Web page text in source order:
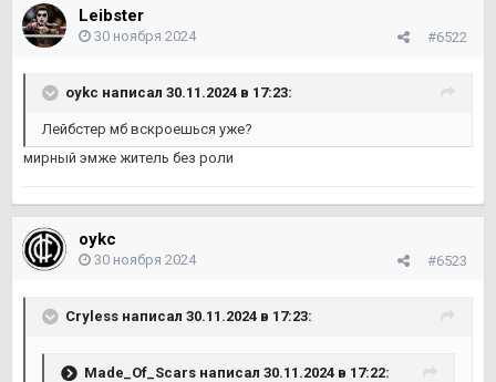
Leibster
#6522
30 ноября 2024
oykc написал 30.11.2024 в 17:23:
Лейбстер мб вскроешься уже?
мирный эмже житель без роли
oykc
#6523
30 ноября 2024
Cryless написал 30.11.2024 в 17:23:
Made_Of_Scars написал 30.11.2024 в 17:22: